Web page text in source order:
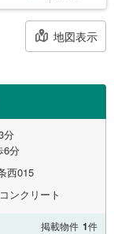
地図表示
分
6分
西015
ンクリート
掲載物件 1件